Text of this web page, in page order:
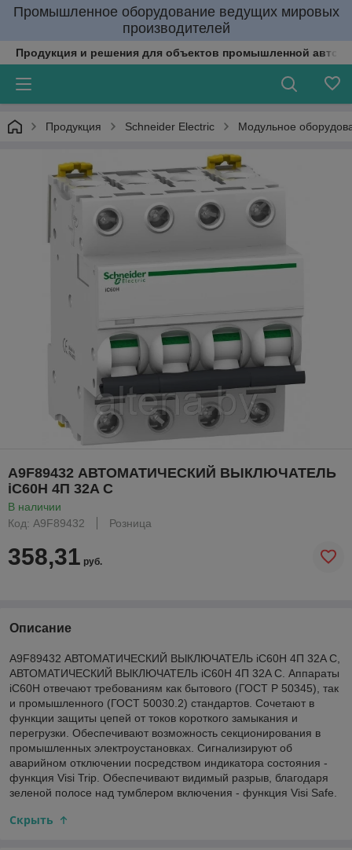
Промышленное оборудование ведущих мировых
производителей
Продукция и решения для объектов промышленной
Продукция Schneider Electric Модульное
A9F89432 АВТОМАТИЧЕСКИЙ ВЫКЛЮЧАТЕЛЬ
iC60H 4П 32A C
В наличии
Код: A9F89432
Розница
358,31 руб.
Описание
A9F89432 АВТОМАТИЧЕСКИЙ ВЫКЛЮЧАТЕЛЬ iC60H 4П 32A C,
АВТОМАТИЧЕСКИЙ ВЫКЛЮЧАТЕЛЬ iC60H 4П 32A C. Аппараты
iC60H отвечают требованиям как бытового (ГОСТ Р 50345), так
и промышленного (ГОСТ 50030.2) стандартов. Сочетают в
функции защиты цепей от токов короткого замыкания и
перегрузки. Обеспечивают возможность секционирования в
промышленных электроустановках. Сигнализируют об
аварийном отключении посредством индикатора состояния -
функция Visi Trip. Обеспечивают видимый разрыв, благодаря
зеленой полосе над тумблером включения - функция Visi Safe.
Скрыть